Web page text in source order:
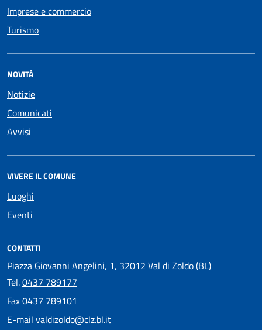
Imprese e commercio
Turismo
NOVITÀ
Notizie
Comunicati
Avvisi
VIVERE IL COMUNE
Luoghi
Eventi
CONTATTI
Piazza Giovanni Angelini, 1, 32012 Val di Zoldo (BL)
Tel.0437 789177
Fax0437 789101
E-mail valdizoldo@clz.bl.it